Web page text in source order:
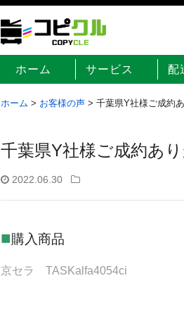
ホーム サービス 配
ホーム > お客様の声 > 千葉県Y社様ご成約
千葉県Y社様ご成約あ
2022.06.30
■購入商品
京セラ TASKalfa4054ci